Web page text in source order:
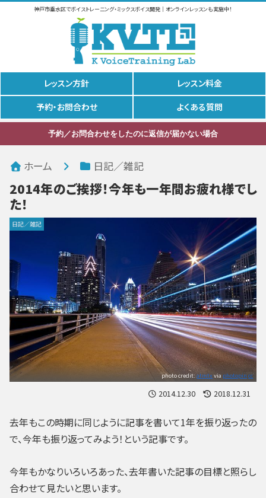
神戸市垂水区でボイストレーニング・ミックスボイス開発｜オンラインレッスンも実施中！
レッスン方針
レッスン料金
予約・お問合わせ
よくある質問
予約／お問合わせをしたのに返信が届かない場合
ホーム 日記／雑記
2014年のご挨拶！今年も一年間お疲れ様でし
た！
日記／雑記
photo credit:atmtxvia photopin cc
2014.12.30 2018.12.31
去年もこの時期に同じように記事を書いて1年を振り返ったの
で、今年も振り返ってみよう！という記事です。
今年もかなりいろいろあった、去年書いた記事の目標と照らし
合わせて見たいと思います。